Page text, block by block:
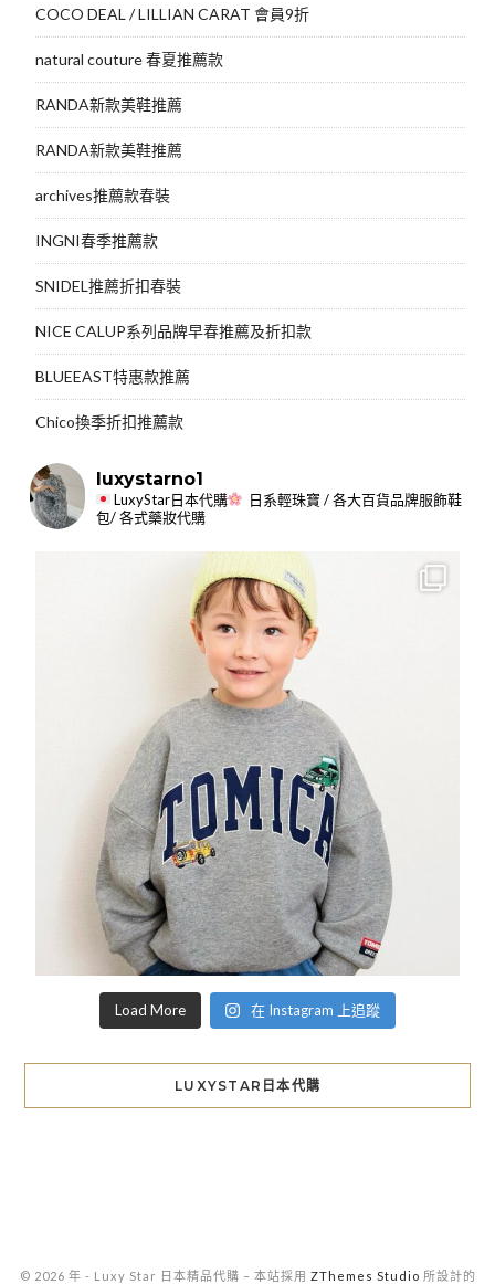
COCO DEAL / LILLIAN CARAT 會員9折
natural couture 春夏推薦款
RANDA新款美鞋推薦
RANDA新款美鞋推薦
archives推薦款春裝
INGNI春季推薦款
SNIDEL推薦折扣春裝
NICE CALUP系列品牌早春推薦及折扣款
BLUEEAST特惠款推薦
Chico換季折扣推薦款
luxystarno1
LuxyStar日本代購
日系輕珠寶 / 各大百貨品牌服飾鞋
包/ 各式藥妝代購
Load More 在 Instagram 上追蹤
LUXYSTAR日本代購
© 2026 年 - Luxy Star 日本精品代購 – 本站採用 ZThemes Studio 所設計的